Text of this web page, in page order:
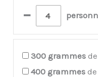
–
300 grammes
400 grammes